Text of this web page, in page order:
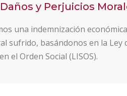
y Perjuicios
una indemnización
sufrido, basándonos en la Ley
el Orden Social (LISOS).